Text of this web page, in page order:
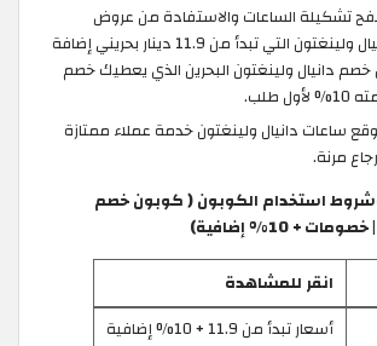
تشكيلة الساعات والاستفادة من عروض
ساعات دانيال ولينغتون التي تبدأ من 11.9 دينار بحريني إضافة
دانيال ولينغتون البحرين الذي يعطيك خصم
طلب.
ساعات دانيال ولينغتون خدمة عملاء ممتازة
مرنة.
استخدام الكوبون ( كوبون خصم
+ 10% إضافية)
انقر للمشاهدة
أسعار تبدأ من 11.9 + 10% إضافية